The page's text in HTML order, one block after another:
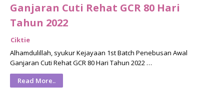
Ganjaran Cuti Rehat GCR 80 Hari
Tahun 2022
Ciktie
Alhamdulillah, syukur Kejayaan 1st Batch Penebusan Awal
Ganjaran Cuti Rehat GCR 80 Hari Tahun 2022 …
Read More..